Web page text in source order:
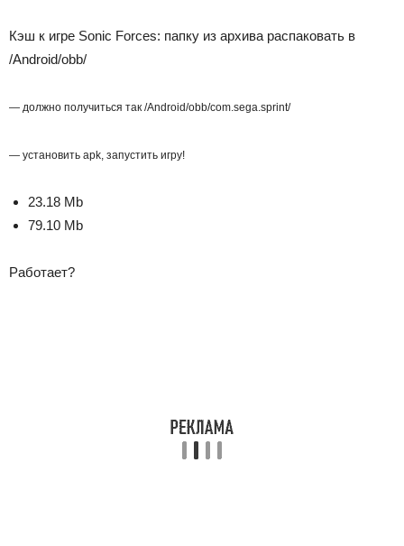
Кэш к игре Sonic Forces: папку из архива распаковать в
/Android/obb/
— должно получиться так /Android/obb/com.sega.sprint/
— установить apk, запустить игру!
23.18 Mb
79.10 Mb
Работает?